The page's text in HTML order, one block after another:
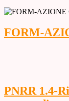
FORM-
PNRR 1.4-